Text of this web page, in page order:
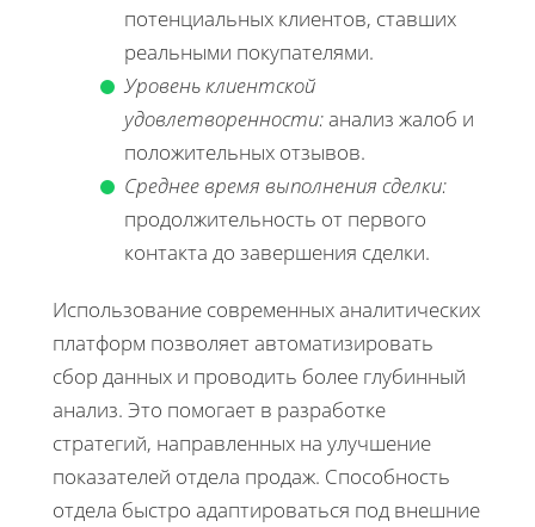
потенциальных клиентов, ставших
реальными покупателями.
Уровень клиентской
удовлетворенности:анализ жалоб и
положительных отзывов.
Среднее время выполнения сделки:
продолжительность от первого
контакта до завершения сделки.
Использование современных аналитических
платформ позволяет автоматизировать
сбор данных и проводить более глубинный
анализ. Это помогает в разработке
стратегий, направленных на улучшение
показателей отдела продаж. Способность
отдела быстро адаптироваться под внешние